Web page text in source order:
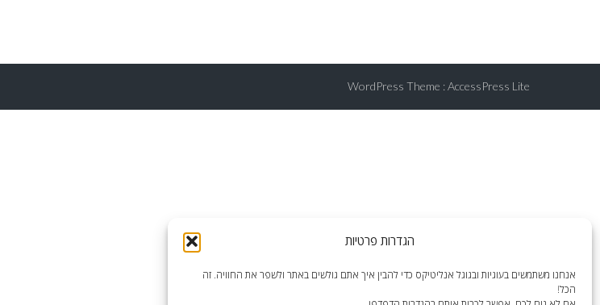
הגדרות פרטיות
אנחנו משתמשים בעוגיות ובגוגל אנליטיקס כדי להבין איך אתם גולשים באתר ולשפר את החוויה. זה
הכל!
WordPress Theme :AccessPress Lite